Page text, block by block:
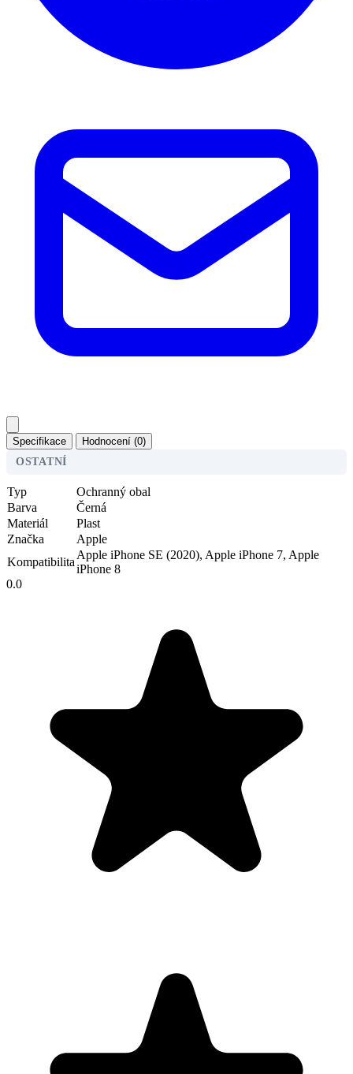
Specifikace
Hodnocení (0)
OSTATNÍ
Typ
Ochranný obal
Barva
Černá
Materiál
Plast
Značka
Apple
Kompatibilita
Apple iPhone SE (2020), Apple iPhone 7, Apple
iPhone 8
0.0